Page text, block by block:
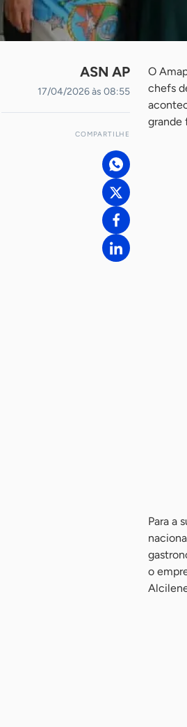
ASN AP
17/04/2026 às 08:55
COMPARTILHE
O
chefs
grande
Para a
o